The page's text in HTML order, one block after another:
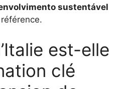
sustentável
est-elle
clé